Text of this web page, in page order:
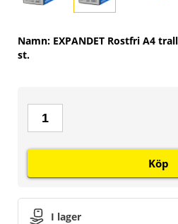
Namn: EXPANDET Rostfri A4
st.
I lager
Köp